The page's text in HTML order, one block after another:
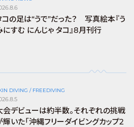
コの足は“うで”だった？ 写真絵本『う
にすむ にんじゃ タコ』8月刊行
DIVING / FREEDIVING
会デビューは約半数。それぞれの挑戦
輝いた「沖縄フリーダイビングカップ2